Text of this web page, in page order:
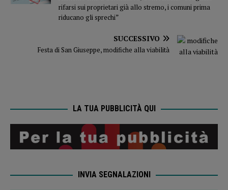
rifarsi sui proprietari già allo stremo, i comuni prima
riducano gli sprechi”
SUCCESSIVO
Festa di San Giuseppe, modifiche alla viabilità
LA TUA PUBBLICITÀ QUI
INVIA SEGNALAZIONI